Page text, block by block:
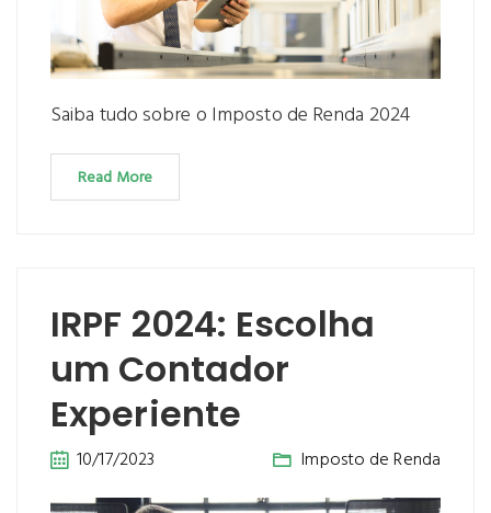
Saiba tudo sobre o Imposto de Renda 2024
Read More
IRPF 2024: Escolha
um Contador
Experiente
10/17/2023 Imposto de Renda